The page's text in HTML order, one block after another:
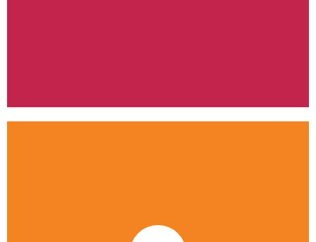
BASE apporte des solutions innovantes et